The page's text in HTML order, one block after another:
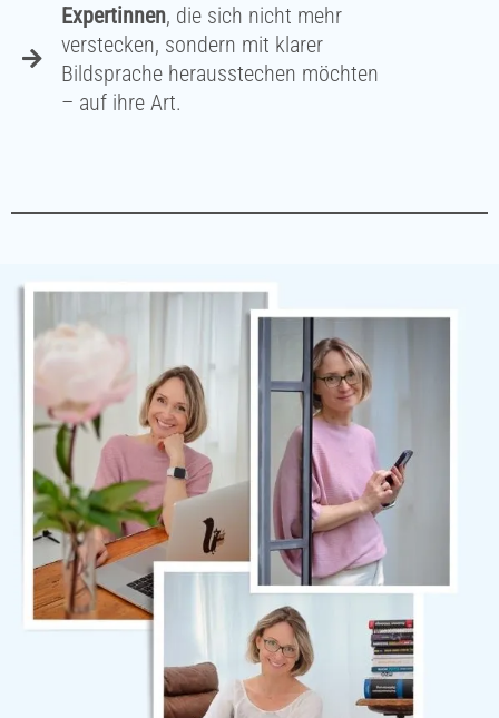
Expertinnen, die sich nicht mehr
verstecken, sondern mit klarer
Bildsprache herausstechen möchten
– auf ihre Art.